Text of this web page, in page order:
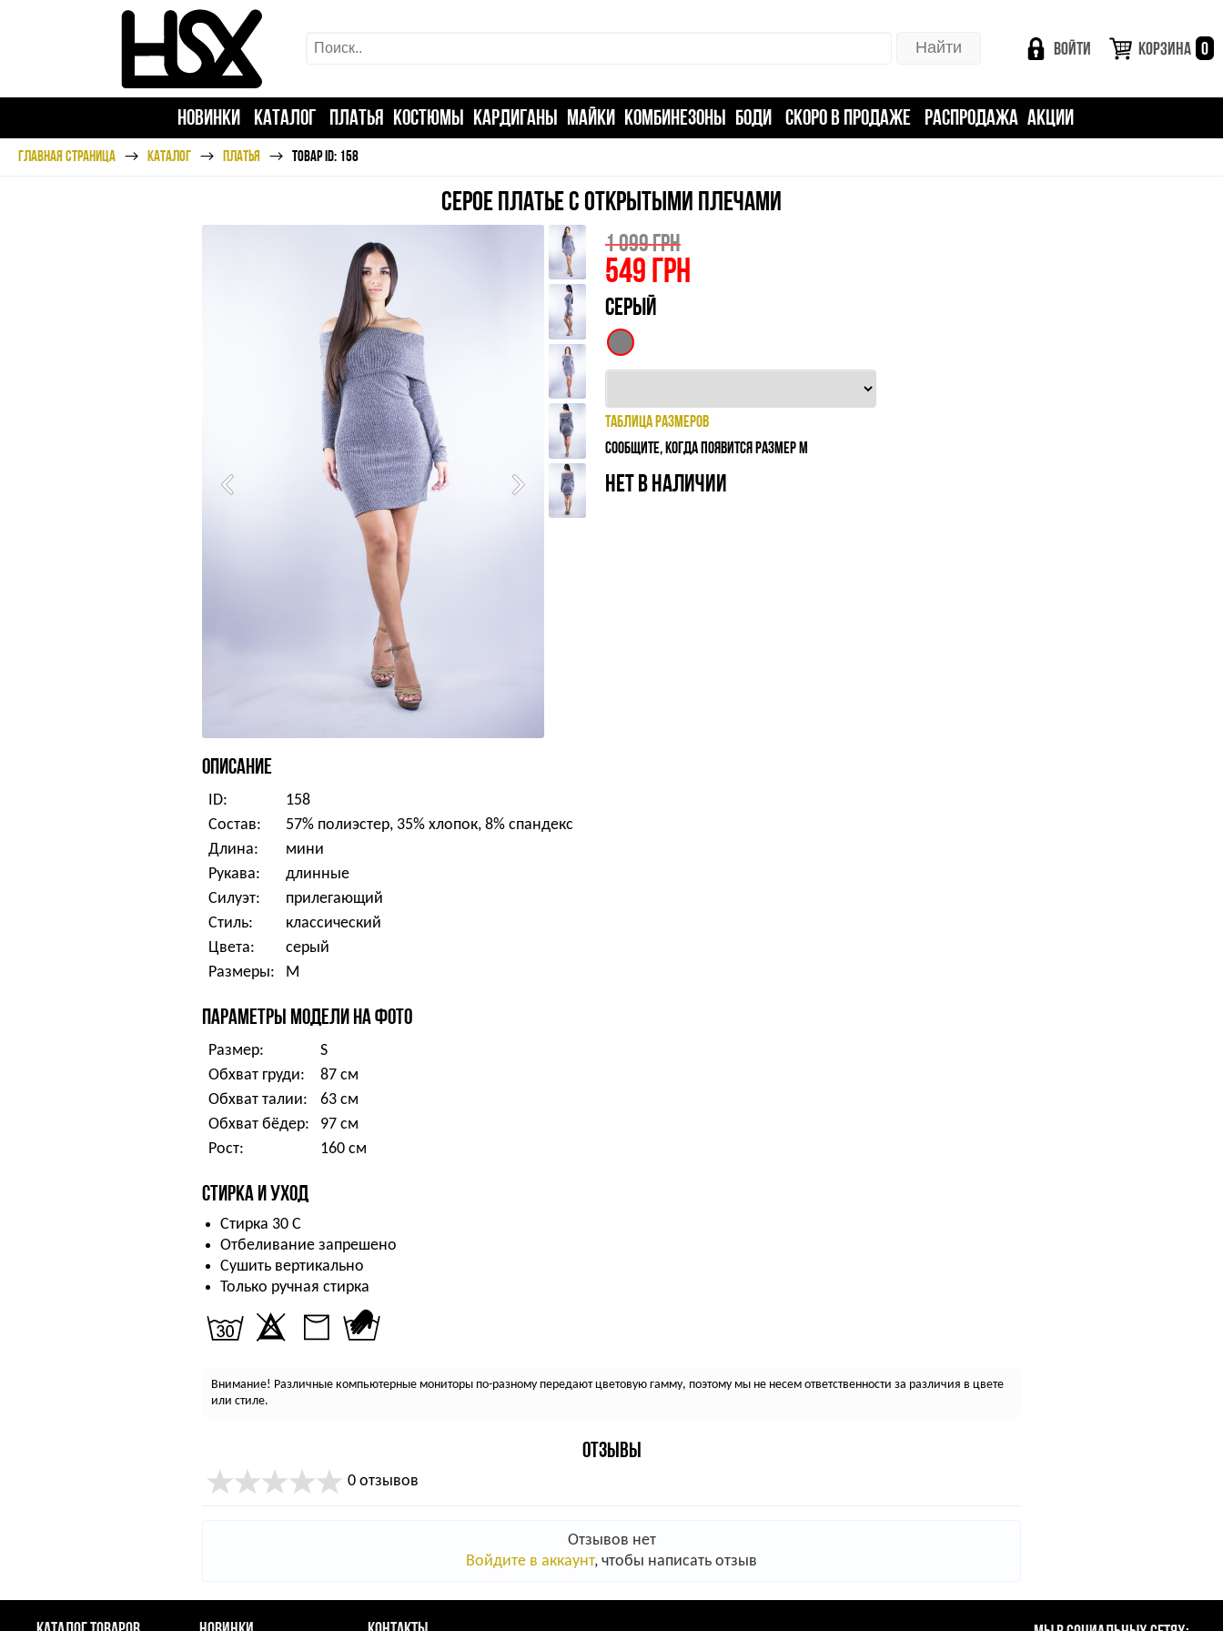
ВОЙТИ КОРЗИНА 0
НОВИНКИ КАТАЛОГ ПЛАТЬЯ КОСТЮМЫ КАРДИГАНЫ МАЙКИ КОМБИНЕЗОНЫ БОДИ СКОРО В ПРОДАЖЕ РАСПРОДАЖА АКЦИИ
ГЛАВНАЯ СТРАНИЦА КАТАЛОГ ПЛАТЬЯ ТОВАР ID: 158
СЕРОЕ ПЛАТЬЕ С ОТКРЫТЫМИ ПЛЕЧАМИ
1 099 ГРН
549ГРН
СЕРЫЙ
ТАБЛИЦА РАЗМЕРОВ
СООБЩИТЕ, КОГДА ПОЯВИТСЯ РАЗМЕР M
НЕТ В НАЛИЧИИ
ОПИСАНИЕ
ID:
158
Состав:
57% полиэстер, 35% хлопок, 8% спандекс
Длина:
мини
Рукава:
длинные
Силуэт:
прилегающий
Стиль:
классический
Цвета:
серый
Размеры:
M
ПАРАМЕТРЫ МОДЕЛИ НА ФОТО
Размер:
S
Обхват груди:
87 см
Обхват талии:
63 см
Обхват бёдер:
97 см
Рост:
160 см
СТИРКА И УХОД
Стирка 30 С
Отбеливание запрешено
Сушить вертикально
Только ручная стирка
Внимание! Различные компьютерные мониторы по-разному передают цветовую гамму, поэтому мы не несем ответственности за различия в цвете
или стиле.
ОТЗЫВЫ
0 отзывов
Отзывов нет
Войдите в аккаунт, чтобы написать отзыв